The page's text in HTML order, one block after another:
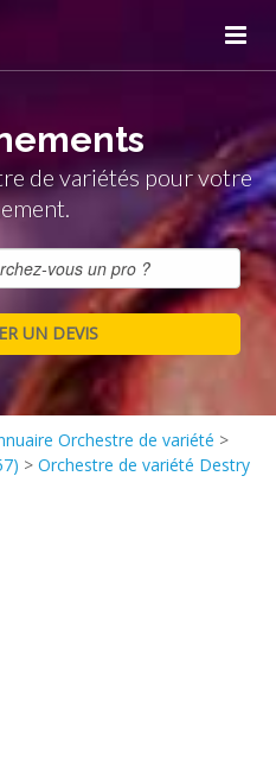
de variétés pour votre
Orchestre de variété >
> Orchestre de variété Destry